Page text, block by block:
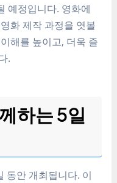
예정입니다. 영화에
화 제작 과정을 엿볼
해를 높이고, 더욱 즐
.
하는 5일
동안 개최됩니다. 이